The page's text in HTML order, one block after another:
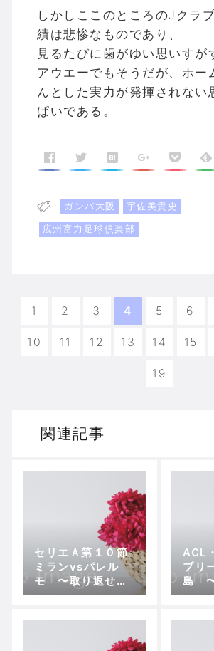
しかしここのところのJクラ
績は悲惨なものであり、
見るたびに歯がゆい思いすが
アウエーでもそうだが、ホー
んとした実力が発揮されない
ぱいである。
ガンバ大阪
宇佐美貴史
広州富力足球倶楽部
1 2 3 4 5 6
10 11 12 13 14 15
19
関連記事
セリエＡ第１０節
ミランvsパレル
モ 〜取り返せる
か名声
ACL
ブリ
島
ACL